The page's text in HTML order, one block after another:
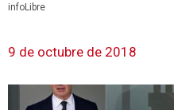
infoLibre
9 de octubre de 2018